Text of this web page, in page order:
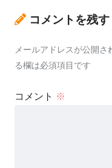
コメントを残す
メールアドレスが公開さ
る欄は必須項目です
コメント ※